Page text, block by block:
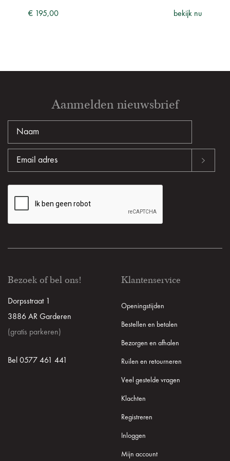
€ 195,00 bekijk nu
Aanmelden nieuwsbrief
Bezoek of bel ons!
Dorpsstraat 1
3886 AR Garderen
(gratis parkeren)
Bel 0577 461 441
Klantenservice
Openingstijden
Bestellen en betalen
Bezorgen en afhalen
Ruilen en retourneren
Veel gestelde vragen
Klachten
Registreren
Inloggen
Mijn account